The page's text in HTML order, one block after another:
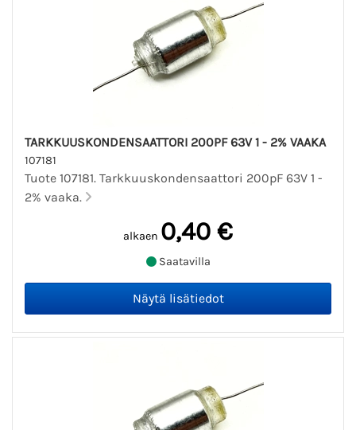
TARKKUUSKONDENSAATTORI 200PF 63V 1 - 2% VAAKA
107181
Tuote 107181. Tarkkuuskondensaattori 200pF 63V 1 -
2% vaaka.
alkaen 0,40 €
Saatavilla